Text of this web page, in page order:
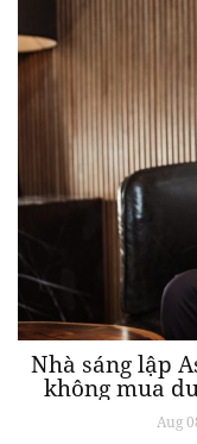
Nhà sáng lập
không mua
Aug